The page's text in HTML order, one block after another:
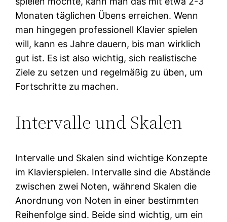
Monaten täglichen Übens erreichen. Wenn
man hingegen professionell Klavier spielen
will, kann es Jahre dauern, bis man wirklich
gut ist. Es ist also wichtig, sich realistische
Ziele zu setzen und regelmäßig zu üben, um
Fortschritte zu machen.
Intervalle und Skalen
Intervalle und Skalen sind wichtige Konzepte
im Klavierspielen. Intervalle sind die Abstände
zwischen zwei Noten, während Skalen die
Anordnung von Noten in einer bestimmten
Reihenfolge sind. Beide sind wichtig, um ein